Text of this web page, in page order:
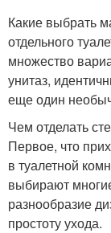
Какие выбрать
отдельного
множество
унитаз,
еще один
Чем отделать
Первое, что
в туалетной
выбирают
разнообразие
простоту ухода.